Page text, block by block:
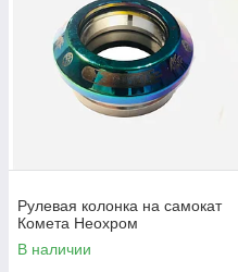
Рулевая колонка на самокат
Комета Неохром
В наличии